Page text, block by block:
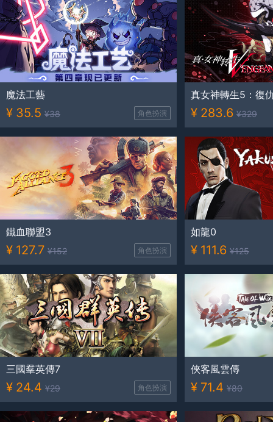
魔法工藝
¥ 35.5 ¥38 角色扮演
真女神轉生5：復
¥ 283.6 ¥329
鐵血聯盟3
¥ 127.7 ¥152 角色扮演
如龍0
¥ 111.6 ¥125
三國羣英傳7
¥ 24.4 ¥29 角色扮演
俠客風雲傳
¥ 71.4 ¥80